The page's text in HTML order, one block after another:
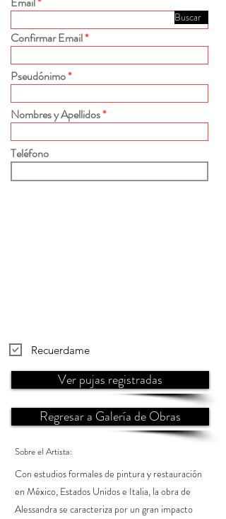
Buscar
Confirmar Email
Pseudónimo
Nombres y Apellidos
Teléfono
Recuerdame
Ver pujas registradas
Regresar a Galería de Obras
Sobre el Artista:
Con estudios formales de pintura y restauración
en México, Estados Unidos e Italia, la obra de
Alessandra se caracteriza por un gran impacto